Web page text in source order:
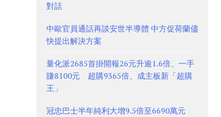
對話
中歐官員通話再談安世半導體 中方促荷蘭儘
快提出解決方案
量化派2685首掛開報26元升逾1.6倍、一手
賺8100元 超購9365倍、成主板新「超購
王」
冠忠巴士半年純利大增9.5倍至6690萬元